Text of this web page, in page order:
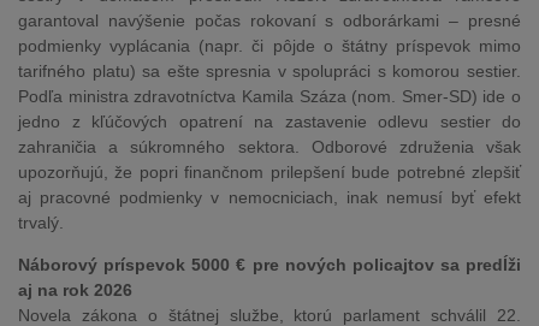
garantoval navýšenie počas rokovaní s odborárkami – presné
podmienky vyplácania (napr. či pôjde o štátny príspevok mimo
tarifného platu) sa ešte spresnia v spolupráci s komorou sestier.
Podľa ministra zdravotníctva Kamila Száza (nom. Smer-SD) ide o
jedno z kľúčových opatrení na zastavenie odlevu sestier do
zahraničia a súkromného sektora. Odborové združenia však
upozorňujú, že popri finančnom prilepšení bude potrebné zlepšiť
aj pracovné podmienky v nemocniciach, inak nemusí byť efekt
trvalý.
Náborový príspevok 5000 € pre nových policajtov sa predĺži
aj na rok 2026
Novela zákona o štátnej službe, ktorú parlament schválil 22.